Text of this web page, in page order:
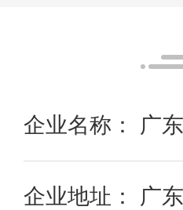
企业名称： 广
企业地址： 广